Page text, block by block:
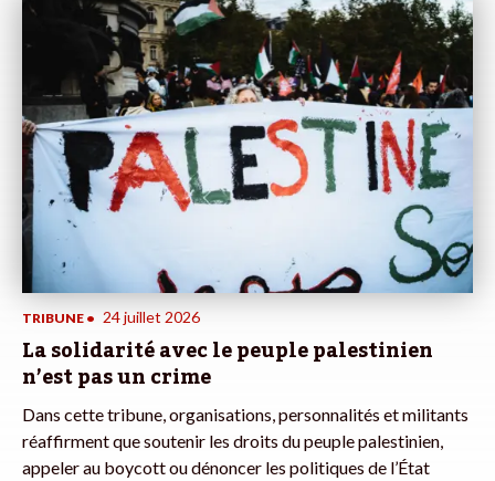
TRIBUNE • 24 juillet 2026
La solidarité avec le peuple palestinien
n’est pas un crime
Dans cette tribune, organisations, personnalités et militants
réaffirment que soutenir les droits du peuple palestinien,
appeler au boycott ou dénoncer les politiques de l’État